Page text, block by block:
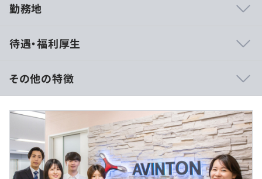
ていただくためにあえて社員は100名程度の体制に留めて
そのため、週に1回社長を交えて社員一人ひとりの進捗を
確認したり、2～3ヶ月に1回の定例面談できめ細やかなサ
ポートをすることが可能に。
また、エンジニア育成のためのTarent Deveropmentチー
ムが一緒に「Growth plan（成長計画）」を作成し計画に
基づいた案件をご用意します。
「将来のために、今何を頑張ればいいか」が明確なので着
実にステップアップしていける環境です！
勤務地
待遇・福利厚生
月給30万円～＋各種手当
※上記は固定残業代（30時間分／57,000円）を含みま
※固定残業代は時間外労働の有無にかかわらず支給。
※30時間を超える時間外労働は割増支給。
その他の特徴